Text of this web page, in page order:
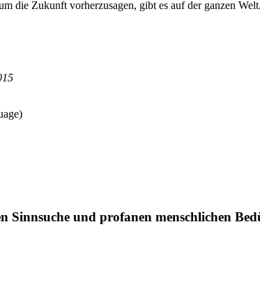
die Zukunft vorherzusagen, gibt es auf der ganzen
Sinnsuche und profanen menschlichen